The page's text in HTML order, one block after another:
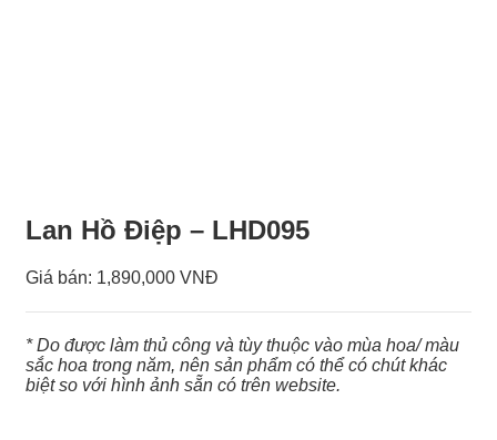
Lan Hồ Điệp – LHD095
Giá bán: 1,890,000 VNĐ
* Do được làm thủ công và tùy thuộc vào mùa hoa/ màu
sắc hoa trong năm, nên sản phẩm có thể có chút khác
biệt so với hình ảnh sẵn có trên website.